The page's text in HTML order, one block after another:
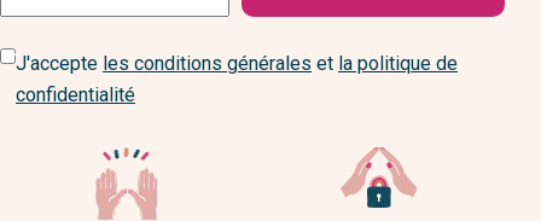
J'accepte les conditions générales et la politique de
confidentialité